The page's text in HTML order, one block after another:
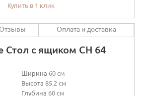
Купить в 1 клик
Отзывы Оплата и доставка
Стол с ящиком СН 64
Ширина 60 см
Высота 85.2 см
Глубина 60 см